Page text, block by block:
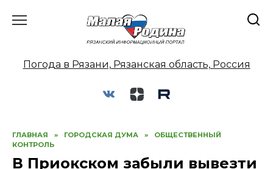
Погода в Рязани, Рязанская область, Россия
ГЛАВНАЯ » ГОРОДСКАЯ ДУМА »
ОБЩЕСТВЕННЫЙ
КОНТРОЛЬ
В Приокском забыли вывезти